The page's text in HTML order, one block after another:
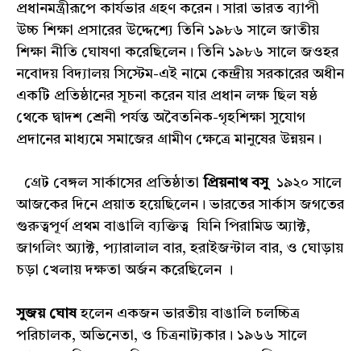
প্রধানমন্ত্রীরূপে কার্যভার গ্রহণ করেন। সারা ভারত ব্যাপী
উচ্চ শিক্ষা প্রসারের উদ্দেশ্যে তিনি ১৯৮৬ সালে জাতীয়
শিক্ষা নীতি ঘোষণা করেছিলেন। তিনি ১৯৮৬ সালে জওহর
নবোদয় বিদ্যালয় সিস্টেম-এই নামে কেন্দ্রীয় সরকারের অধীন
একটি প্রতিষ্ঠানের সূচনা করেন যার প্রধান লক্ষ ছিল ষষ্ঠ
থেকে দ্বাদশ শ্রেনী পর্যন্ত অবৈতনিক-গৃহশিক্ষা সুযোগ
প্রদানের মাধ্যমে সমাজের গ্রামীণ ক্ষেত্রে মানুষের উন্নয়ন।
গ্রেট বেঙ্গল সার্কাসের প্রতিষ্ঠাতা প্রিয়নাথ বসু১৯২০ সালে
আজকের দিনে প্রয়াত হয়েছিলেন। ভারতের সার্কাস জগতের
গুরুত্বপূর্ণ প্রথম বাঙালি ব্যক্তিত্ব যিনি পিরামিড অ্যাক্ট,
জাগলিং অ্যাক্ট, প্যারালাল বার, হরাইজন্টাল বার, ও ঘোড়ায়
চড়া খেলায় দক্ষতা অর্জন করেছিলেন ।
সুজয় ঘোষহলেন একজন ভারতীয় বাঙালি চলচ্চিত্র
পরিচালক, অভিনেতা, ও চিত্রনাট্যকার। ১৯৬৬ সালে